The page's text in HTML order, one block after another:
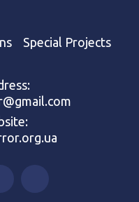
Special Projects